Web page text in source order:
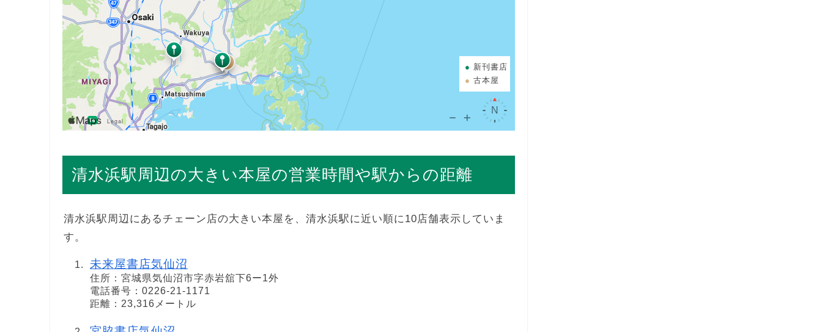
新刊書店
古本屋
清水浜駅周辺の大きい本屋の営業時間や駅からの距離
清水浜駅周辺にあるチェーン店の大きい本屋を、清水浜駅に近い順に10店舗表示していま
す。
未来屋書店気仙沼
住所：宮城県気仙沼市字赤岩舘下6ー1外
電話番号：0226-21-1171
距離：23,316メートル